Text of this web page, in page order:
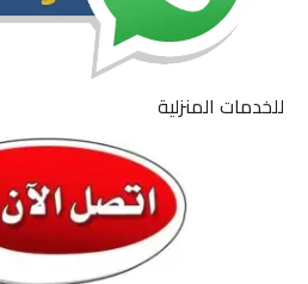
للخدمات المنزلية